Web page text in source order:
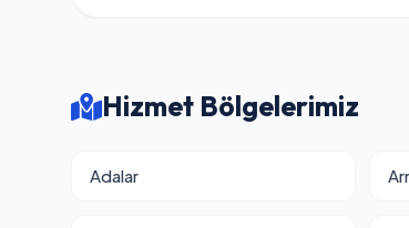
Hizmet Bölgelerimiz
Adalar